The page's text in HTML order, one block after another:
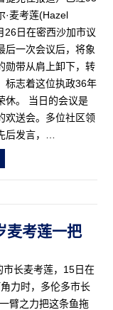
·麦考莲(Hazel
26日在密西沙加市议
后一次会议后，将象
勋带从肩上卸下，转
标志着这位执政36年
休。 当日的会议是
欢送会。多位社区领
后发言，…
麦考莲一把
市长麦考莲，15日在
力时，多伦多市长
臂之力把这条鱼拖